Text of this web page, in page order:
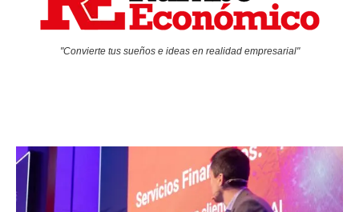
"Convierte tus sueños e ideas en realidad empresarial"